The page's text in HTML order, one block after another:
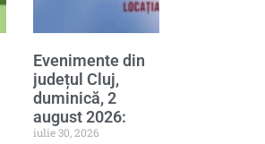
Evenimente din
județul Cluj,
duminică, 2
august 2026:
iulie 30, 2026